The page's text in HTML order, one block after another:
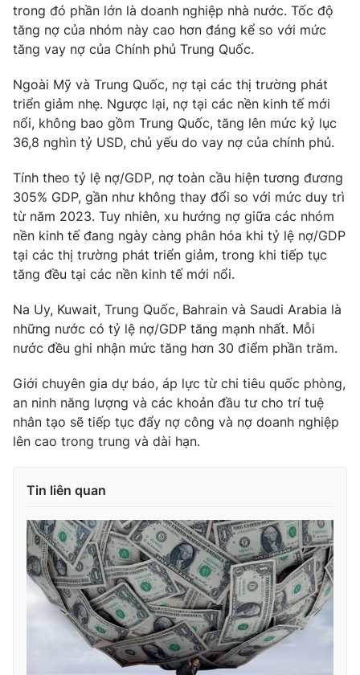
Video Shorts video
VTV Money VTV Thể thao
VTV Sức khoẻ Bất động sản
Thị trường 24h Tấm lòng Việt
VTV4 Vươn mình bằng AI
VTV9 VTV8
Liên hệ tòa soạn English
THỜI BÁO VTV
Cơ quan báo chí:Thời báo VTV
Giấy phép hoạt động báo in và báo điện tử số 483/GP-BTTTT
cấp ngày 29/12/2023
Tổng Biên tập:Vũ Thanh Thủy
Phó Tổng Biên tập:Nguyễn Thị Mỹ Hạnh, Phạm Quốc Thắng,
Nguyễn Trọng Ninh
024.38 355 931 - 024.38 355 932
trong đó phần lớn là doanh nghiệp nhà nước. Tốc độ
tăng nợ của nhóm này cao hơn đáng kể so với mức
tăng vay nợ của Chính phủ Trung Quốc.
Ngoài Mỹ và Trung Quốc, nợ tại các thị trường phát
triển giảm nhẹ. Ngược lại, nợ tại các nền kinh tế mới
nổi, không bao gồm Trung Quốc, tăng lên mức kỷ lục
36,8 nghìn tỷ USD, chủ yếu do vay nợ của chính phủ.
Tính theo tỷ lệ nợ/GDP, nợ toàn cầu hiện tương đương
305% GDP, gần như không thay đổi so với mức duy trì
từ năm 2023. Tuy nhiên, xu hướng nợ giữa các nhóm
nền kinh tế đang ngày càng phân hóa khi tỷ lệ nợ/GDP
tại các thị trường phát triển giảm, trong khi tiếp tục
tăng đều tại các nền kinh tế mới nổi.
Na Uy, Kuwait, Trung Quốc, Bahrain và Saudi Arabia là
những nước có tỷ lệ nợ/GDP tăng mạnh nhất. Mỗi
nước đều ghi nhận mức tăng hơn 30 điểm phần trăm.
Giới chuyên gia dự báo, áp lực từ chi tiêu quốc phòng,
an ninh năng lượng và các khoản đầu tư cho trí tuệ
nhân tạo sẽ tiếp tục đẩy nợ công và nợ doanh nghiệp
lên cao trong trung và dài hạn.
Tin liên quan